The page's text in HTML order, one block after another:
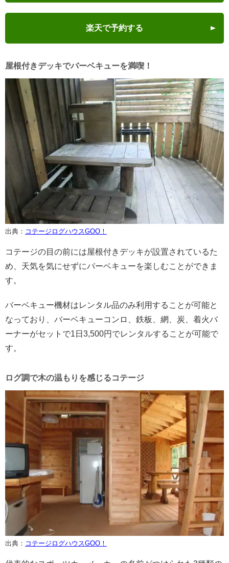
楽天で予約する
屋根付きデッキでバーベキューを満喫！
出典： コテージログハウスGOO！
コテージの目の前には屋根付きデッキが設置されているた
め、天気を気にせずにバーベキューを楽しむことができま
す。
バーベキュー機材はレンタル品のみ利用することが可能と
なっており、バーベキューコンロ、鉄板、網、炭、着火バ
ーナーがセットで1日3,500円でレンタルすることが可能で
す。
ログ調で木の温もりを感じるコテージ
出典： コテージログハウスGOO！